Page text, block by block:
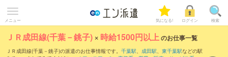
メニュー 気になる! ログイン 検索
ＪＲ成田線(千葉－銚子) × 時給1500円以上のお仕事一覧
ＪＲ成田線(千葉－銚子)の派遣のお仕事情報です。 千葉駅、 成田駅、 東千葉駅などの駅